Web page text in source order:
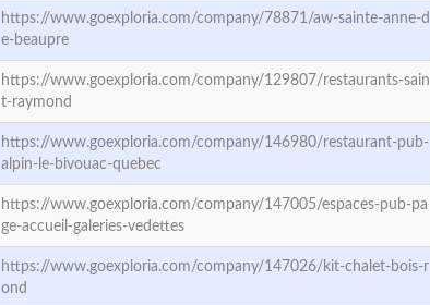
https://www.goexploria.com/company/78871/aw-sainte-anne-d
e-beaupre
https://www.goexploria.com/company/129807/restaurants-sain
t-raymond
https://www.goexploria.com/company/146980/restaurant-pub-
alpin-le-bivouac-quebec
https://www.goexploria.com/company/147005/espaces-pub-pa
ge-accueil-galeries-vedettes
https://www.goexploria.com/company/147026/kit-chalet-bois-r
ond